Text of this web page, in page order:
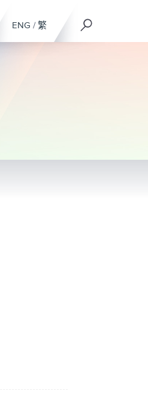
ENG / 繁